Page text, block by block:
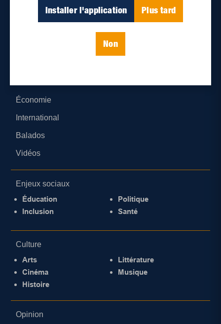
Installer l'application Plus tard
Non
Économie
International
Balados
Vidéos
Enjeux sociaux
Éducation
Inclusion
Politique
Santé
Culture
Arts
Cinéma
Histoire
Littérature
Musique
Opinion